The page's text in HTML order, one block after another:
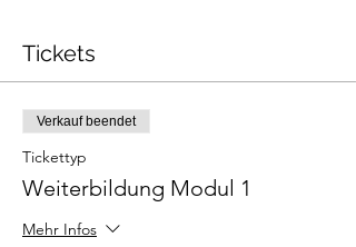
Tickets
Verkauf beendet
Tickettyp
Weiterbildung Modul 1
Mehr Infos